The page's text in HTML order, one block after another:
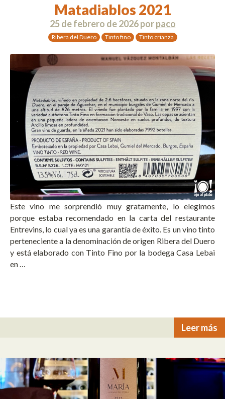
Matadiablos 2021
25 de febrero de 2026porpaco
Ribera del Duero Tinto fino Tinto crianza
Este vino me sorprendió muy gratamente, lo elegimos
porque estaba recomendado en la carta del restaurante
Entrevins, lo cual ya es una garantía de éxito. Es un vino tinto
perteneciente a la denominación de origen Ribera del Duero
y está elaborado con Tinto Fino por la bodega Casa Lebai
en …
Leer más